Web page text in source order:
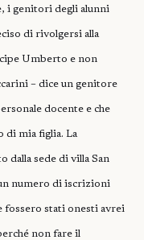
i genitori degli alunni
di rivolgersi alla
Umberto e non
– dice un genitore
docente e che
di mia figlia. La
dalla sede di villa San
numero di iscrizioni
fossero stati onesti avrei
non fare il